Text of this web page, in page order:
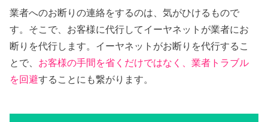
業者へのお断りの連絡をするのは、気がひけるもので
す。そこで、お客様に代行してイーヤネットが業者にお
断りを代行します。イーヤネットがお断りを代行するこ
とで、 お客様の手間を省くだけではなく、業者トラブル
を回避することにも繋がります。